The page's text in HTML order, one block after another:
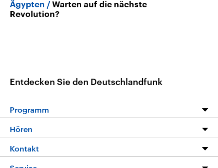
Ägypten
Warten auf die nächste
Revolution?
Entdecken Sie den Deutschlandfunk
Programm
Programm
Die Nachrichten
Hören
Livestream
Kontakt
Hörerservice